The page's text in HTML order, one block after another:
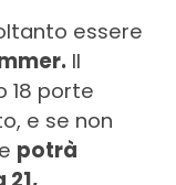
essere
Il
18 porte
e se non
potrà